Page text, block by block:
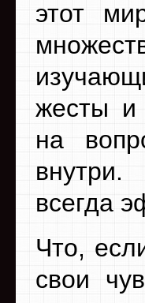
этот
жесты и
на
всегда
Что,
свои